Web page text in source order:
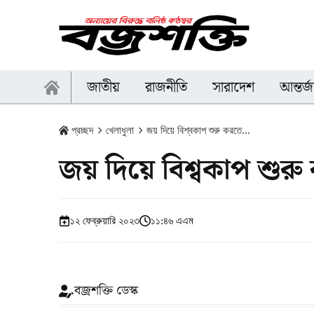
জাতীয় রাজনীতি সারাদেশ
প্রচ্ছদ খেলাধুলা জয় দিয়ে বিশ্বকাপ শুরু করতে...
জয় দিয়ে বিশ্বকাপ শুরু
১২ ফেব্রুয়ারি ২০২৩ ১১:৪৬ এএম
বজ্রশক্তি ডেস্ক